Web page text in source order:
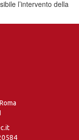
l’intervento della